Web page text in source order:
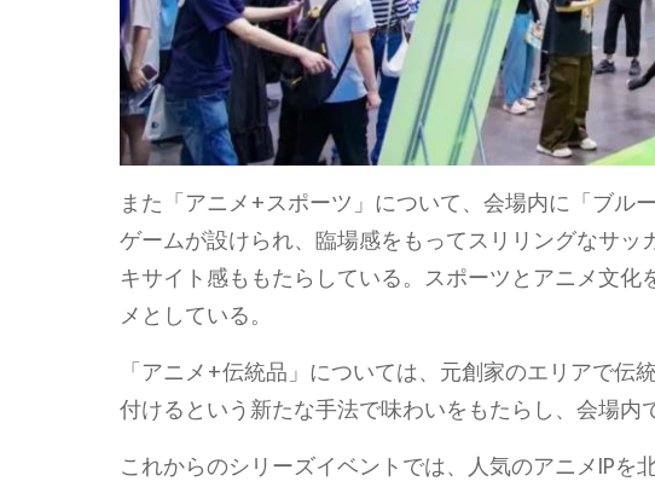
また「アニメ+スポーツ」について、会場内に「ブル
ゲームが設けられ、臨場感をもってスリリングなサ
キサイト感ももたらしている。スポーツとアニメ文
メとしている。
「アニメ+伝統品」については、元創家のエリアで伝
付けるという新たな手法で味わいをもたらし、会場内
これからのシリーズイベントでは、人気のアニメIP